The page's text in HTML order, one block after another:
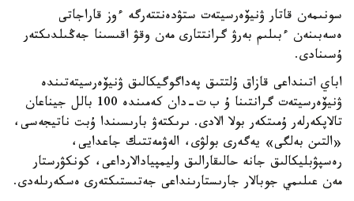
سونىمەن قاتار ۋنيۆەرسيتەت ستۋدەنتتەرگە ءوز قاراجاتى
ەسەبىنەن ءبىلىم بەرۋ گرانتتارى مەن وقۋ اقىسىنا جەڭىلدىكتەر
ۇسىنادى.
اباي اتىنداعى قازاق ۇلتتىق پەداگوگيكالىق ۋنيۆەرسيتەتىندە
ۋنيۆەرسيتەت گرانتىنا ۇ ب ت-دان كەمىندە 100 بالل جيناعان
تالاپكەرلەر ۇمىتكەر بولا الادى. ىرىكتەۋ بارىسىندا ۇبت ناتيجەسى،
«التىن بەلگى» يەگەرى بولۋى، الەۋمەتتىك جاعدايى،
رەسپۋبليكالىق جانە حالىقارالىق وليمپيادالارداعى، كونكۋرستار
مەن عىلىمي جوبالار جارىستارىنداعى جەتىستىكتەرى ەسكەرىلەدى.